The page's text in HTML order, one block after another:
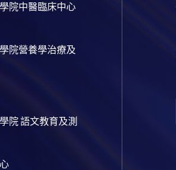
院中醫臨床中心
院營養學治療及
院 語文教育及測